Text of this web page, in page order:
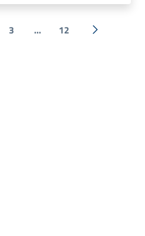
3 ... 12 Successiva